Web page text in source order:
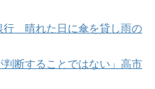
行 晴れた日に傘を貸し雨の
判断することではない」高市